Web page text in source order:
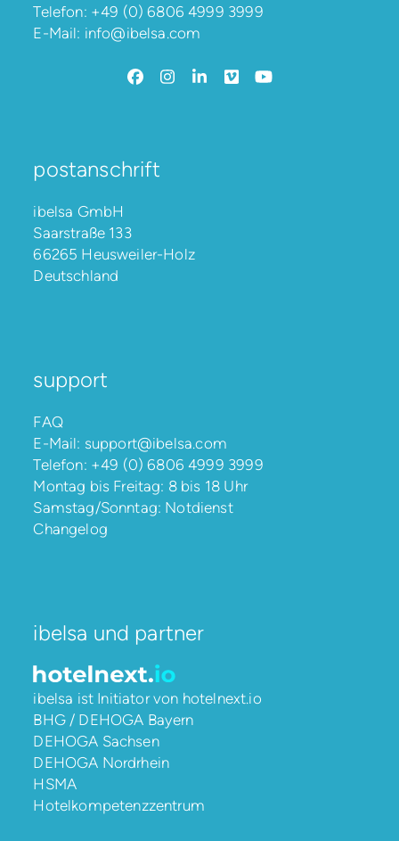
Telefon: +49 (0) 6806 4999 3999
E-Mail: info@ibelsa.com
Facebook
Instagram
LinkedIn
VimeoYouTube
postanschrift
ibelsa GmbH
Saarstraße 133
66265 Heusweiler-Holz
Deutschland
support
FAQ
E-Mail: support@ibelsa.com
Telefon: +49 (0) 6806 4999 3999
Montag bis Freitag: 8 bis 18 Uhr
Samstag/Sonntag: Notdienst
Changelog
ibelsa und partner
ibelsa ist Initiator von hotelnext.io
BHG / DEHOGA Bayern
DEHOGA Sachsen
DEHOGA Nordrhein
HSMA
Hotelkompetenzzentrum